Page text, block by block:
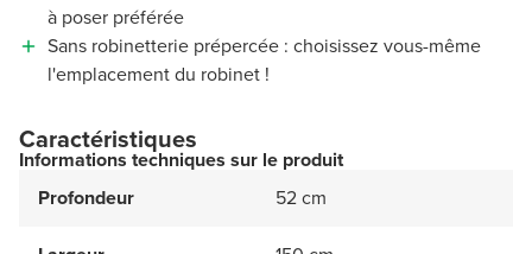
à poser préférée
Sans robinetterie prépercée : choisissez vous-même
l'emplacement du robinet !
Caractéristiques
Informations techniques sur le produit
Profondeur
52 cm